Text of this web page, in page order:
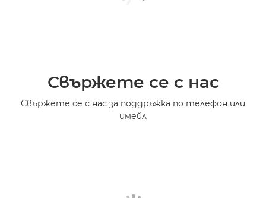
Свържете се с нас
Свържете се с нас за поддръжка по телефон или
имейл